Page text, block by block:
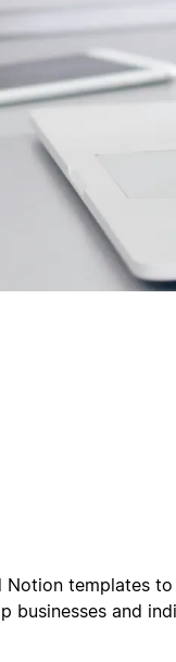
Notion templates
businesses and